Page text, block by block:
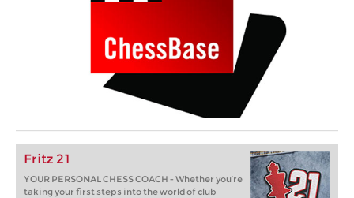
Fritz 21
YOUR PERSONAL CHESS COACH - Whether you’re
taking your first steps into the world of club